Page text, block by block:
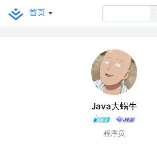
首页
Java大蜗牛
程序员